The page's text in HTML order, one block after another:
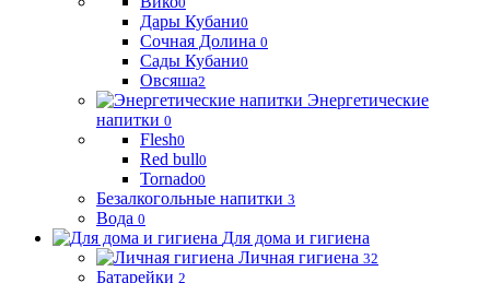
Дары Кубани0
Сочная Долина 0
Сады Кубани0
Овсяша2
Энергетические
напитки 0
Flesh0
Red bull0
Tornado0
Безалкогольные напитки 3
Вода 0
Для дома и гигиена
Личная гигиена 32
Батарейки 2